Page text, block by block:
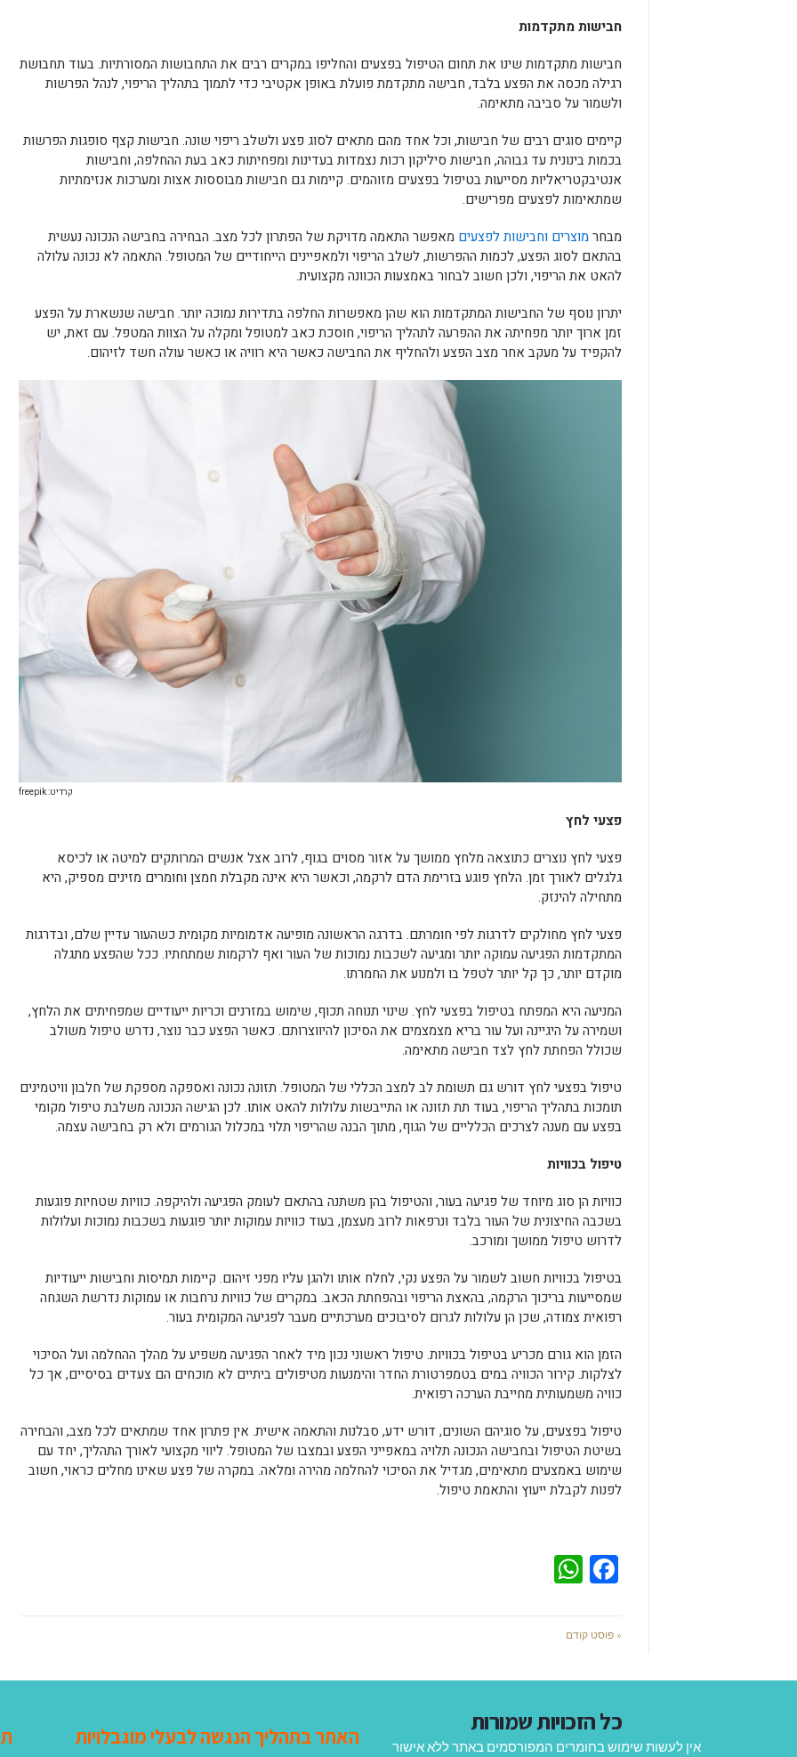
חבישות מתקדמות
חבישות מתקדמות שינו את תחום הטיפול בפצעים והחליפו במקרים רבים את התחבושות המסורתיות. בעוד תחבושת
רגילה מכסה את הפצע בלבד, חבישה מתקדמת פועלת באופן אקטיבי כדי לתמוך בתהליך הריפוי, לנהל הפרשות
ולשמור על סביבה מתאימה.
קיימים סוגים רבים של חבישות, וכל אחד מהם מתאים לסוג פצע ולשלב ריפוי שונה. חבישות קצף סופגות הפרשות
בכמות בינונית עד גבוהה, חבישות סיליקון רכות נצמדות בעדינות ומפחיתות כאב בעת ההחלפה, וחבישות
אנטיבקטריאליות מסייעות בטיפול בפצעים מזוהמים. קיימות גם חבישות מבוססות אצות ומערכות אנזימתיות
שמתאימות לפצעים מפרישים.
מבחרמוצרים וחבישות לפצעים מאפשר התאמה מדויקת של הפתרון לכל מצב. הבחירה בחבישה הנכונה נעשית
בהתאם לסוג הפצע, לכמות ההפרשות, לשלב הריפוי ולמאפיינים הייחודיים של המטופל. התאמה לא נכונה עלולה
להאט את הריפוי, ולכן חשוב לבחור באמצעות הכוונה מקצועית.
יתרון נוסף של החבישות המתקדמות הוא שהן מאפשרות החלפה בתדירות נמוכה יותר. חבישה שנשארת על הפצע
זמן ארוך יותר מפחיתה את ההפרעה לתהליך הריפוי, חוסכת כאב למטופל ומקלה על הצוות המטפל. עם זאת, יש
להקפיד על מעקב אחר מצב הפצע ולהחליף את החבישה כאשר היא רוויה או כאשר עולה חשד לזיהום.
קרדיט: freepik
פצעי לחץ
פצעי לחץ נוצרים כתוצאה מלחץ ממושך על אזור מסוים בגוף, לרוב אצל אנשים המרותקים למיטה או לכיסא
גלגלים לאורך זמן. הלחץ פוגע בזרימת הדם לרקמה, וכאשר היא אינה מקבלת חמצן וחומרים מזינים מספיק, היא
מתחילה להינזק.
פצעי לחץ מחולקים לדרגות לפי חומרתם. בדרגה הראשונה מופיעה אדמומיות מקומית כשהעור עדיין שלם, ובדרגות
המתקדמות הפגיעה עמוקה יותר ומגיעה לשכבות נמוכות של העור ואף לרקמות שמתחתיו. ככל שהפצע מתגלה
מוקדם יותר, כך קל יותר לטפל בו ולמנוע את החמרתו.
המניעה היא המפתח בטיפול בפצעי לחץ. שינוי תנוחה תכוף, שימוש במזרנים וכריות ייעודיים שמפחיתים את הלחץ,
ושמירה על היגיינה ועל עור בריא מצמצמים את הסיכון להיווצרותם. כאשר הפצע כבר נוצר, נדרש טיפול משולב
שכולל הפחתת לחץ לצד חבישה מתאימה.
טיפול בפצעי לחץ דורש גם תשומת לב למצב הכללי של המטופל. תזונה נכונה ואספקה מספקת של חלבון וויטמינים
תומכות בתהליך הריפוי, בעוד תת תזונה או התייבשות עלולות להאט אותו. לכן הגישה הנכונה משלבת טיפול מקומי
בפצע עם מענה לצרכים הכלליים של הגוף, מתוך הבנה שהריפוי תלוי במכלול הגורמים ולא רק בחבישה עצמה.
טיפול בכוויות
כוויות הן סוג מיוחד של פגיעה בעור, והטיפול בהן משתנה בהתאם לעומק הפגיעה ולהיקפה. כוויות שטחיות פוגעות
בשכבה החיצונית של העור בלבד ונרפאות לרוב מעצמן, בעוד כוויות עמוקות יותר פוגעות בשכבות נמוכות ועלולות
לדרוש טיפול ממושך ומורכב.
בטיפול בכוויות חשוב לשמור על הפצע נקי, לחלח אותו ולהגן עליו מפני זיהום. קיימות תמיסות וחבישות ייעודיות
שמסייעות בריכוך הרקמה, בהאצת הריפוי ובהפחתת הכאב. במקרים של כוויות נרחבות או עמוקות נדרשת השגחה
רפואית צמודה, שכן הן עלולות לגרום לסיבוכים מערכתיים מעבר לפגיעה המקומית בעור.
הזמן הוא גורם מכריע בטיפול בכוויות. טיפול ראשוני נכון מיד לאחר הפגיעה משפיע על מהלך ההחלמה ועל הסיכוי
לצלקות. קירור הכוויה במים בטמפרטורת החדר והימנעות מטיפולים ביתיים לא מוכחים הם צעדים בסיסיים, אך כל
כוויה משמעותית מחייבת הערכה רפואית.
טיפול בפצעים, על סוגיהם השונים, דורש ידע, סבלנות והתאמה אישית. אין פתרון אחד שמתאים לכל מצב, והבחירה
בשיטת הטיפול ובחבישה הנכונה תלויה במאפייני הפצע ובמצבו של המטופל. ליווי מקצועי לאורך התהליך, יחד עם
שימוש באמצעים מתאימים, מגדיל את הסיכוי להחלמה מהירה ומלאה. במקרה של פצע שאינו מחלים כראוי, חשוב
לפנות לקבלת ייעוץ והתאמת טיפול.
Facebook
« פוסט קודם
כל הזכויות שמורות
אין לעשות שימוש בחומרים המפורסמים באתר ללא אישור האתר בתהליך הנגשה לבעלי מוגבלויות